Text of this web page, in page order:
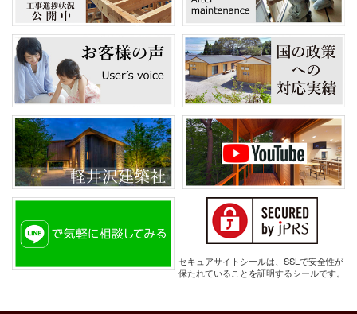
セキュアサイトシールは、SSLで安全性が
保たれていることを証明するシールです。